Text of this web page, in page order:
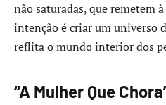
não saturadas, que remetem
intenção é criar um universo
reflita o mundo interior dos
“A Mulher Que